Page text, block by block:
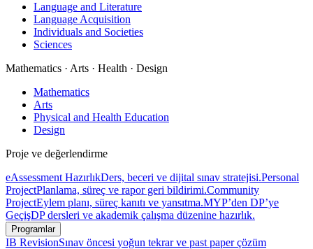
Language and Literature
Language Acquisition
Individuals and Societies
Sciences
Mathematics · Arts · Health · Design
Mathematics
Arts
Physical and Health Education
Design
Proje ve değerlendirme
eAssessment HazırlıkDers, beceri ve dijital sınav stratejisi.Personal
ProjectPlanlama, süreç ve rapor geri bildirimi.Community
ProjectEylem planı, süreç kanıtı ve yansıtma.MYP’den DP’ye
GeçişDP dersleri ve akademik çalışma düzenine hazırlık.
Programlar
IB RevisionSınav öncesi yoğun tekrar ve past paper çözüm